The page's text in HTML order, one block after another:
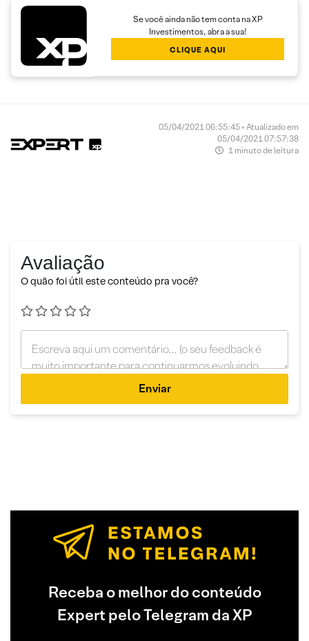
Se você ainda não tem conta na XP
Investimentos, abra a sua!
CLIQUE AQUI
05/04/2021 06:55:45 • Atualizado em
05/04/2021 07:57:38
1 minuto de leitura
Avaliação
O quão foi útil este conteúdo pra você?
Enviar
Receba o melhor do conteúdo
Expert pelo Telegram da XP